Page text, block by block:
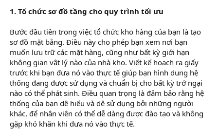
1. Tổ chức sơ đồ tầng cho quy trình tối ưu
Bước đầu tiên trong việc tổ chức kho hàng của bạn là tạo
sơ đồ mặt bằng. Điều này cho phép bạn xem nơi bạn
muốn lưu trữ các mặt hàng, cũng như bất kỳ giới hạn
không gian vật lý nào của nhà kho. Viết kế hoạch ra giấy
trước khi bạn đưa nó vào thực tế giúp bạn hình dung hệ
thống đang được sử dụng và chuẩn bị cho bất kỳ trở ngại
nào có thể phát sinh. Điều quan trọng là đảm bảo rằng hệ
thống của bạn dễ hiểu và dễ sử dụng bởi những người
khác, để nhân viên có thể dễ dàng được đào tạo và không
gặp khó khăn khi đưa nó vào thực tế.